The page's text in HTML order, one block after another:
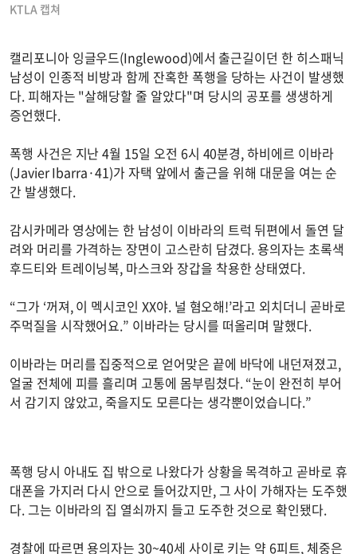
KTLA 캡쳐
캘리포니아 잉글우드(Inglewood)에서 출근길이던 한 히스패닉
남성이 인종적 비방과 함께 잔혹한 폭행을 당하는 사건이 발생했
다. 피해자는 "살해당할 줄 알았다"며 당시의 공포를 생생하게
증언했다.
폭행 사건은 지난 4월 15일 오전 6시 40분경, 하비에르 이바라
(Javier Ibarra·41)가 자택 앞에서 출근을 위해 대문을 여는 순
간 발생했다.
감시카메라 영상에는 한 남성이 이바라의 트럭 뒤편에서 돌연 달
려와 머리를 가격하는 장면이 고스란히 담겼다. 용의자는 초록색
후드티와 트레이닝복, 마스크와 장갑을 착용한 상태였다.
“그가 ‘꺼져, 이 멕시코인 XX야. 널 혐오해!’라고 외치더니 곧바로
주먹질을 시작했어요.” 이바라는 당시를 떠올리며 말했다.
이바라는 머리를 집중적으로 얻어맞은 끝에 바닥에 내던져졌고,
얼굴 전체에 피를 흘리며 고통에 몸부림쳤다. “눈이 완전히 부어
서 감기지 않았고, 죽을지도 모른다는 생각뿐이었습니다.”
폭행 당시 아내도 집 밖으로 나왔다가 상황을 목격하고 곧바로 휴
대폰을 가지러 다시 안으로 들어갔지만, 그 사이 가해자는 도주했
다. 그는 이바라의 집 열쇠까지 들고 도주한 것으로 확인됐다.
경찰에 따르면 용의자는 30~40세 사이로 키는 약 6피트, 체중은